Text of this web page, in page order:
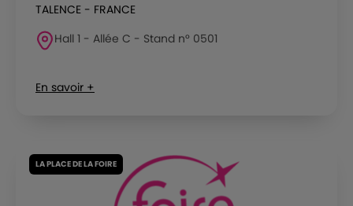
TALENCE - FRANCE
Hall 1 - Allée C - Stand n° 0501
En savoir +
LA PLACE DE LA FOIRE